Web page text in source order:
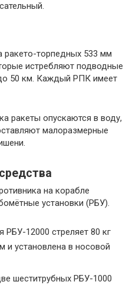
торпедных 533 мм
истребляют подводные
50 км. Каждый РПК имеет
ракеты опускаются в воду,
малоразмерные
на корабле
установки (РБУ).
РБУ-12000 стреляет 80 кг
и установлена в носовой
шеститрубных РБУ-1000